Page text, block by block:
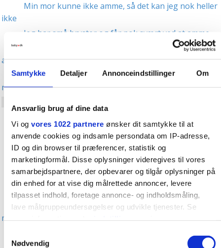
Samtykke Detaljer Annonceindstillinger Om
Ansvarlig brug af dine data
Vi og vores 1022 partnere ønsker dit samtykke til at
anvende cookies og indsamle persondata om IP-adresse,
ID og din browser til præferencer, statistik og
marketingformål. Disse oplysninger videregives til vores
samarbejdspartnere, der opbevarer og tilgår oplysninger på
din enhed for at vise dig målrettede annoncer, levere
tilpasset indhold, foretage annonce- og indholdsmåling,
lave målgruppeundersøgelser og udvikle tjenester. Se
eller ændre indstillinger fra vores "Cookiedeklaration", eller
Nødvendig
Min mor kunne ikke amme, så det kan jeg nok heller
ikke
Jeg har små bryster og får nok svært ved at amme
Man må ikke spise jordbær og chokolade, når man
ammer
Den lille vil til brystet ofte, fordi der ikke er næring
nok i mælken
Brystopererede kan ikke amme
Man skal spise for to, når man ammer
Amning virker som prævention
Man får lange, slappe bryster af at amme
Børn bliver forkælede af at blive ammet længe
En stor nyfødt har tit behov for mere mad end
moderen kan lave fra starten